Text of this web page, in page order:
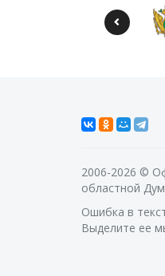
2006-2026 ©
областной
Ошибка в
Выделите ее